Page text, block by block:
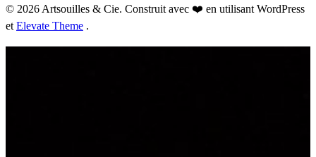
© 2026 Artsouilles & Cie. Construit avec ❤️ en utilisant WordPress
et Elevate Theme .